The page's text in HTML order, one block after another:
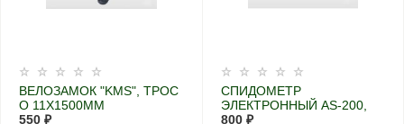
ВЕЛОЗАМОК "KMS", ТРОС
O 11X1500ММ
550 ₽
СПИДОМЕТР
ЭЛЕКТРОННЫЙ AS-200,
ASSIZE
800 ₽